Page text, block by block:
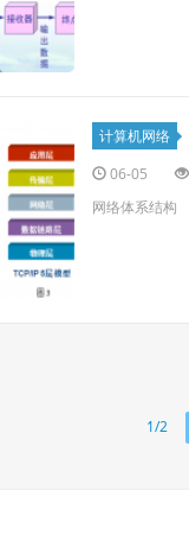
计算机网络
06-05
网络体系结构
1/2